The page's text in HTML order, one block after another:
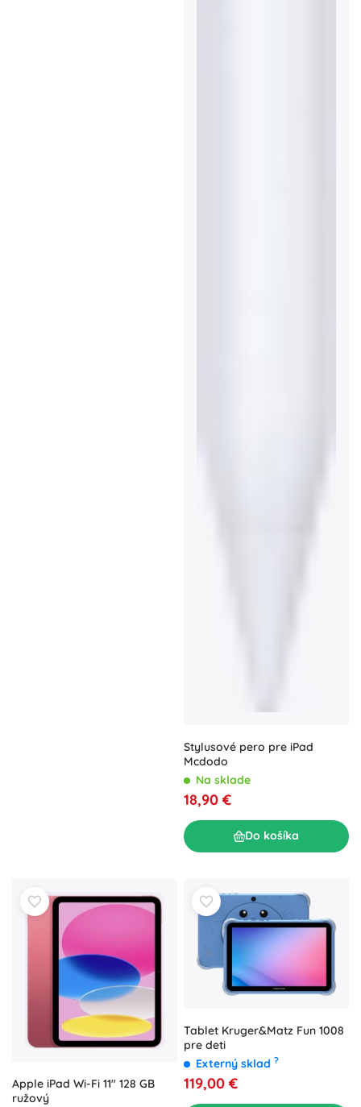
Stylusové pero pre iPad
Mcdodo
Na sklade
18,90 €
Do košíka
Apple iPad Wi-Fi 11" 128 GB
ružový
Tablet Kruger&Matz Fun 1008
pre deti
Externý sklad ?
119,00 €